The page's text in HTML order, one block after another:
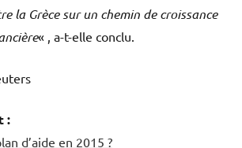
la Grèce sur un chemin de croissance
« , a-t-elle conclu.
:
d’aide en 2015 ?